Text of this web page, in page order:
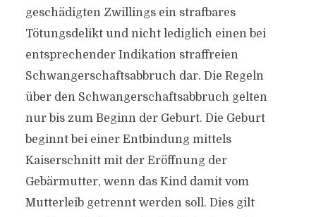
geschädigten Zwillings ein strafbares
Tötungsdelikt und nicht lediglich einen bei
entsprechender Indikation straffreien
Schwangerschaftsabbruch dar. Die Regeln
über den Schwangerschaftsabbruch gelten
nur bis zum Beginn der Geburt. Die Geburt
beginnt bei einer Entbindung mittels
Kaiserschnitt mit der Eröffnung der
Gebärmutter, wenn das Kind damit vom
Mutterleib getrennt werden soll. Dies gilt